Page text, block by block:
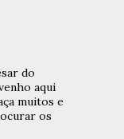
do
aqui
muitos e
os